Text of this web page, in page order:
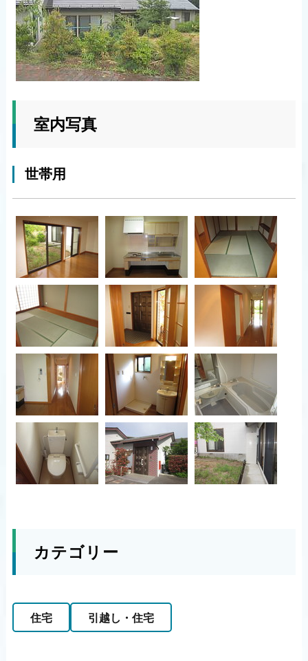
室内写真
世帯用
カテゴリー
住宅 引越し・住宅